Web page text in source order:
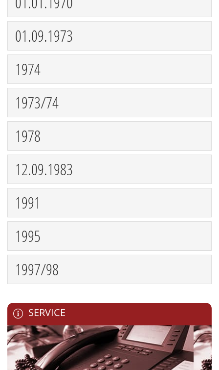
01.09.1973
1974
1973/74
1978
12.09.1983
1991
1995
1997/98
SERVICE